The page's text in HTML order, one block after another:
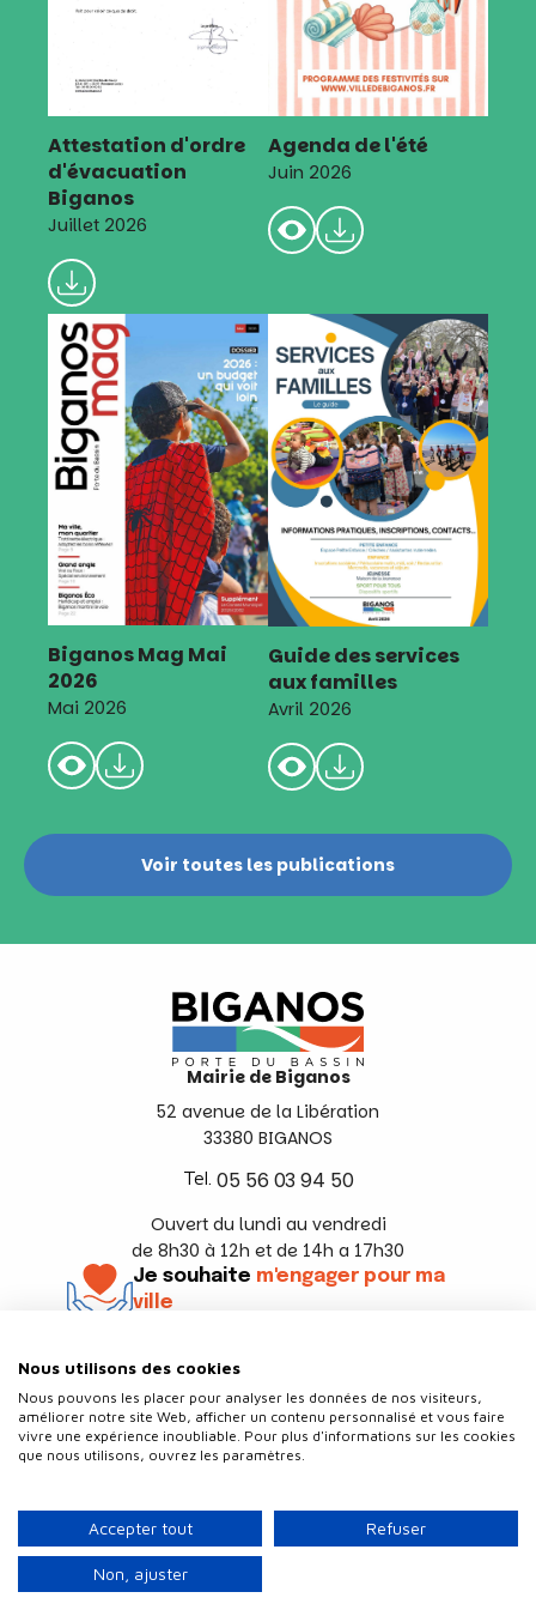
Attestation d'ordre
d'évacuation
Biganos
Juillet 2026
Agenda de l'été
Juin 2026
Biganos Mag Mai
2026
Mai 2026
Guide des services
aux familles
Avril 2026
Voir toutes les publications
Mairie de Biganos
52 avenue de la Libération
33380 BIGANOS
Tel. 05 56 03 94 50
Ouvert du lundi au vendredi
de 8h30 à 12h et de 14h a 17h30
Je souhaite m'engager pour ma
ville
Suivez-nous
Politique de confidentialité
Plan du site
Nous utilisons des cookies
Nous pouvons les placer pour analyser les données de nos visiteurs,
améliorer notre site Web, afficher un contenu personnalisé et vous faire
vivre une expérience inoubliable. Pour plus d'informations sur les cookies
que nous utilisons, ouvrez les paramètres.
Accepter tout Refuser
Non, ajuster